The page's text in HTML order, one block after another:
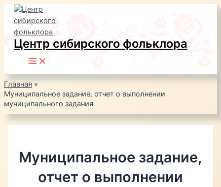
Перейти
содержимому
Центр сибирского фольклора
Main
Menu
Главная
Муниципальное задание, отчет о выполнении
муниципального задания
Муниципальное задание,
отчет о выполнении